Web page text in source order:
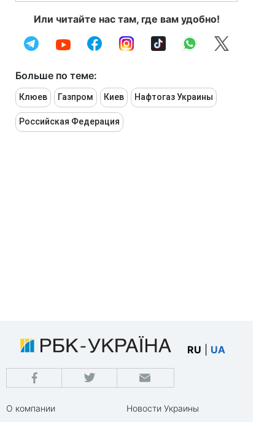
Или читайте нас там, где вам удобно!
Больше по теме:
Клюев Газпром Киев Нафтогаз Украины
Российская Федерация
RU UA
О компании
Новости Украины